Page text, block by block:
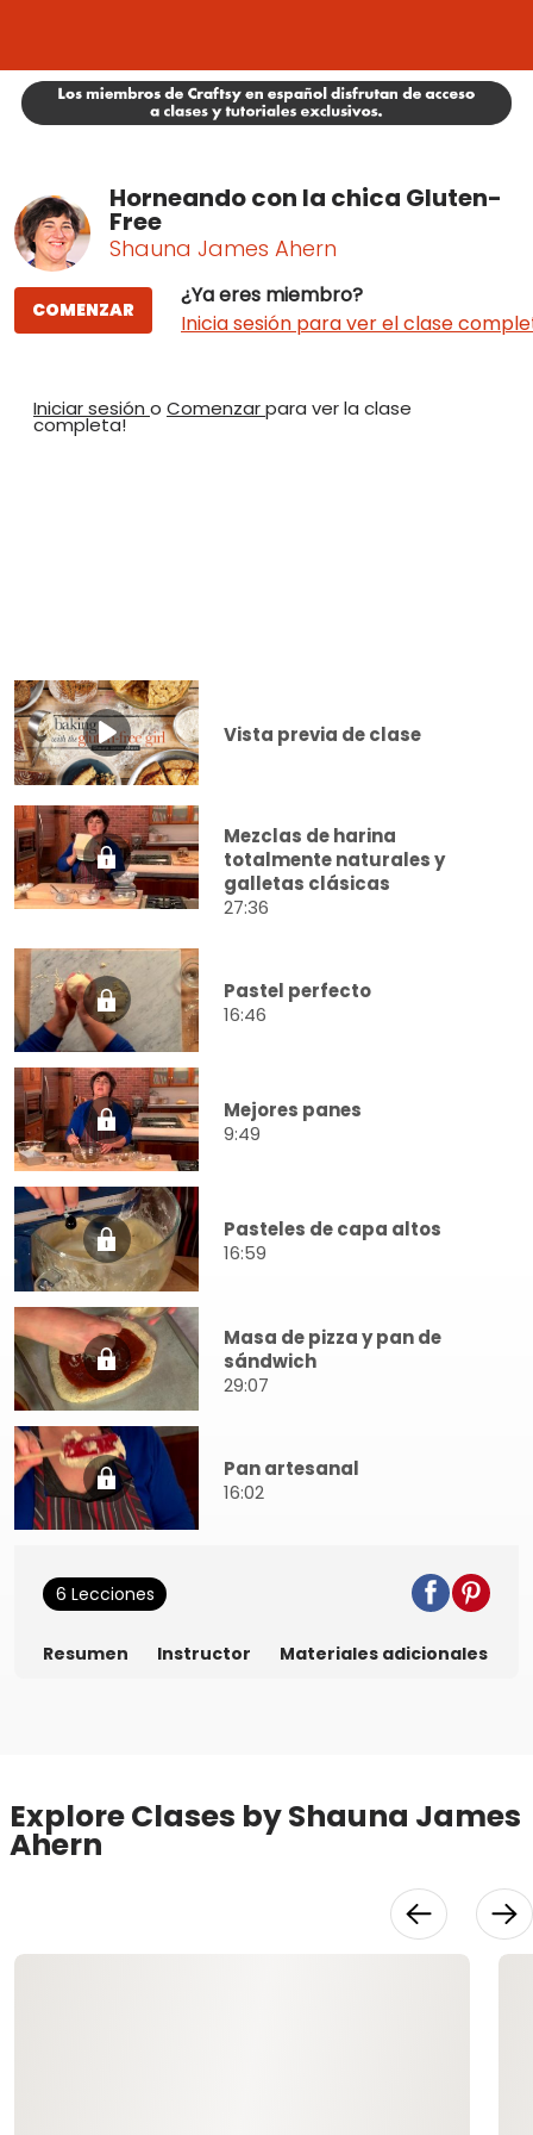
Horneando con la chica Gluten-
Free
Shauna James Ahern
¿Ya eres miembro?
Inicia sesión para ver el clase
COMENZAR
Iniciar sesión o Comenzarpara ver la clase
completa!
Vista previa de clase
Mezclas de harina
totalmente naturales y
galletas clásicas
27:36
Pastel perfecto
16:46
Mejores panes
9:49
Pasteles de capa altos
16:59
Masa de pizza y pan de
sándwich
29:07
Pan artesanal
16:02
6 Lecciones
Resumen Instructor Materiales adicionales
Explore Clases by Shauna James
Ahern